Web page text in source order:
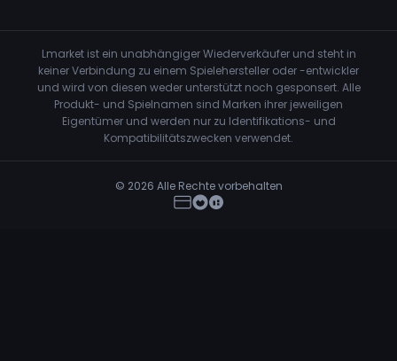
Lmarket ist ein unabhängiger Wiederverkäufer und steht in
keiner Verbindung zu einem Spielehersteller oder -entwickler
und wird von diesen weder unterstützt noch gesponsert. Alle
Produkt- und Spielnamen sind Marken ihrer jeweiligen
Eigentümer und werden nur zu Identifikations- und
Kompatibilitätszwecken verwendet.
© 2026 Alle Rechte vorbehalten